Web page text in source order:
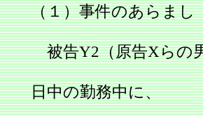
（１）事件のあらまし
被告Y2（原告Xらの
日中の勤務中に、